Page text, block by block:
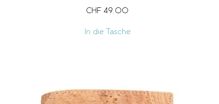
CHF 49.00
In die Tasche